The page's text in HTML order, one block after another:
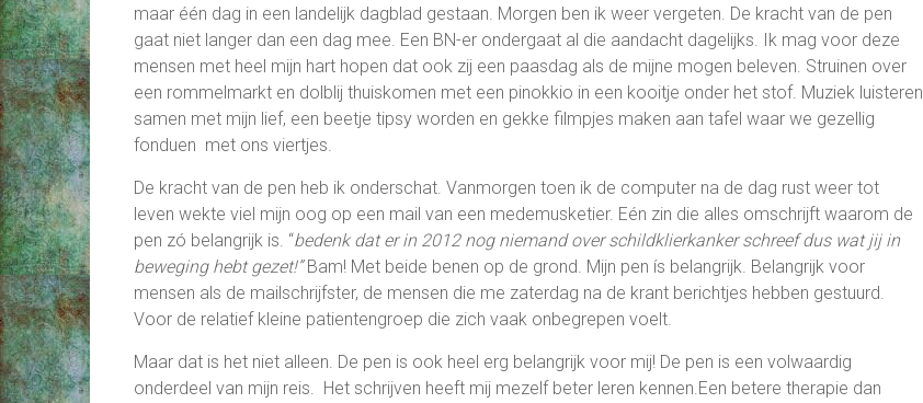
maar één dag in een landelijk dagblad gestaan. Morgen ben ik weer vergeten. De kracht van de pen
gaat niet langer dan een dag mee. Een BN-er ondergaat al die aandacht dagelijks. Ik mag voor deze
mensen met heel mijn hart hopen dat ook zij een paasdag als de mijne mogen beleven. Struinen over
een rommelmarkt en dolblij thuiskomen met een pinokkio in een kooitje onder het stof. Muziek luisteren
samen met mijn lief, een beetje tipsy worden en gekke filmpjes maken aan tafel waar we gezellig
fonduen met ons viertjes.
De kracht van de pen heb ik onderschat. Vanmorgen toen ik de computer na de dag rust weer tot
leven wekte viel mijn oog op een mail van een medemusketier. Eén zin die alles omschrijft waarom de
pen zó belangrijk is. “bedenk dat er in 2012 nog niemand over schildklierkanker schreef dus wat jij in
beweging hebt gezet!”Bam! Met beide benen op de grond. Mijn pen ís belangrijk. Belangrijk voor
mensen als de mailschrijfster, de mensen die me zaterdag na de krant berichtjes hebben gestuurd.
Voor de relatief kleine patientengroep die zich vaak onbegrepen voelt.
Maar dat is het niet alleen. De pen is ook heel erg belangrijk voor mij! De pen is een volwaardig
onderdeel van mijn reis. Het schrijven heeft mij mezelf beter leren kennen.Een betere therapie dan